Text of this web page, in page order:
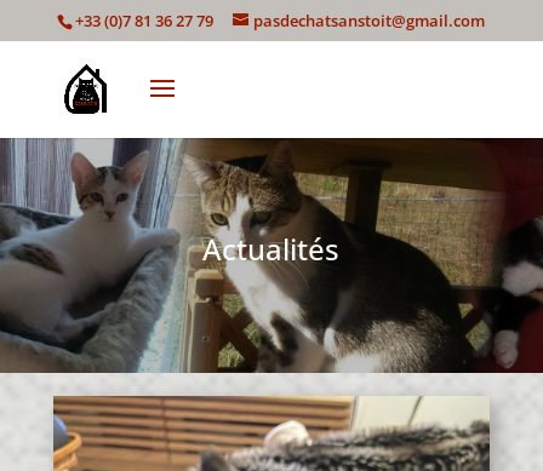
+33 (0)7 81 36 27 79 pasdechatsanstoit@gmail.com
Actualités